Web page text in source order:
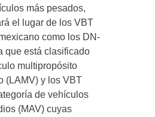
más pesados,
el lugar de los VBT
como los DN-
que está clasificado
multipropósito
(LAMV) y los VBT
de vehículos
(MAV) cuyas